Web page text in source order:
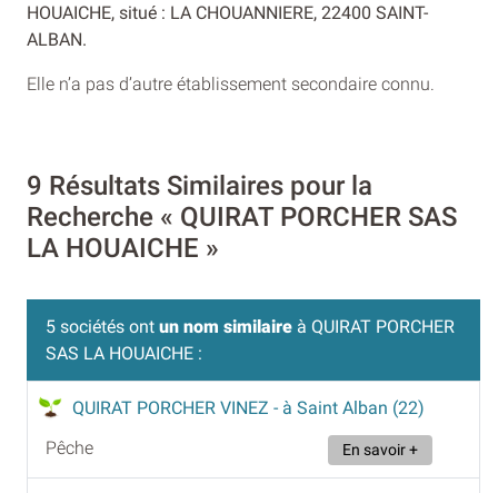
HOUAICHE, situé : LA CHOUANNIERE, 22400 SAINT-
ALBAN.
Elle n’a pas d’autre établissement secondaire connu.
9 Résultats Similaires pour la
Recherche « QUIRAT PORCHER SAS
LA HOUAICHE »
5 sociétés ont un nom similaire à QUIRAT PORCHER
SAS LA HOUAICHE :
QUIRAT PORCHER VINEZ - à Saint Alban (22)
Pêche
En savoir +